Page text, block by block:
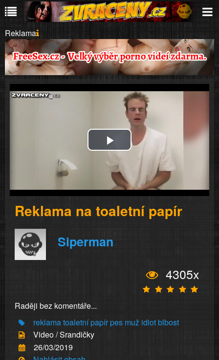
Reklama
Play
Video
Reklama na toaletní papír
Siperman
4305x
Raději bez komentáře...
reklamatoaletní papírpes muž idiotblbost
Video / Srandičky
26/03/2019